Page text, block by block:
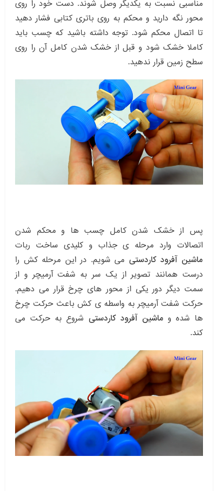
مناسبی نسبت به یکدیگر وصل شوند. دست خود را روی
محور نگه دارید و محکم به روی باتری کتابی فشار دهید
تا اتصال محکم شود. توجه داشته باشید که چسب باید
کاملا خشک شود و قبل از خشک شدن کامل آن را روی
سطح زمین قرار ندهید.
پس از خشک شدن کامل چسب ها و محکم شدن
اتصالات وارد مرحله ی جذاب و کلیدی ساخت ربات
ماشین آفرود کاردستی می شویم. در این مرحله کش را
درست همانند تصویر از یک سر به شفت آرمیچر و از
سمت دیگر دور یکی از محور های چرخ قرار می دهیم.
حرکت شفت آرمیچر به واسطه ی کش باعث حرکت چرخ
ها شده و ماشین آفرود کاردستی شروع به حرکت می
کند.